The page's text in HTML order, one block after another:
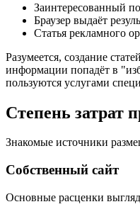
Заинтересованный
Браузер выдаёт
Статья рекламного
Разумеется, создание
информации попадёт в
пользуются услугами
Степень затрат
Знакомые источники
Собственный сайт
Основные расценки